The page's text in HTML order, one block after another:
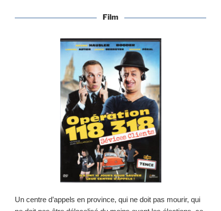
Film
Un centre d’appels en province, qui ne doit pas mourir, qui